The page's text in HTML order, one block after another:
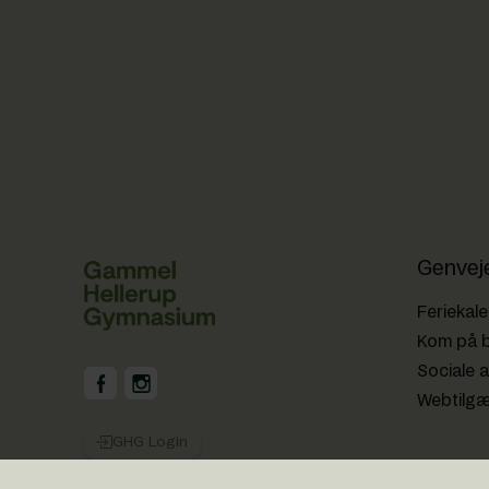
GHG på Facebook
GHG på Instagram
GHG Login
Kom på
Sociale